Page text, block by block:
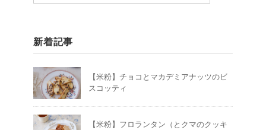
新着記事
【米粉】チョコとマカデミアナッツのビ
スコッティ
【米粉】フロランタン（とクマのクッキ